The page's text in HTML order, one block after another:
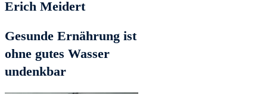
Erich Meidert
Gesunde Ernährung ist
ohne gutes Wasser
undenkbar